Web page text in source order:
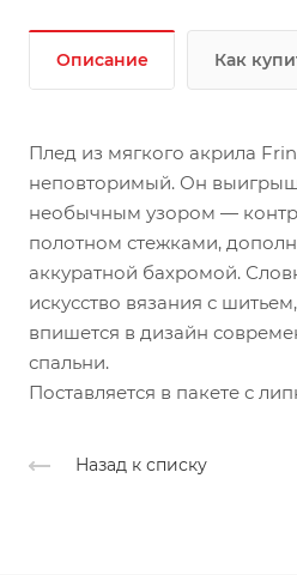
Описание Как
Плед из мягкого акрила
неповторимый. Он
необычным узором —
полотном стежками,
аккуратной бахромой.
искусство вязания с
впишется в дизайн
спальни.
Поставляется в пакете с
Назад к списку